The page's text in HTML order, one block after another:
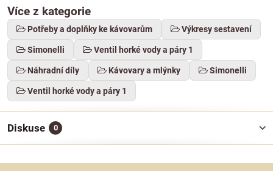
Více z kategorie
Potřeby a doplňky ke kávovarům Výkresy sestavení
Simonelli Ventil horké vody a páry 1
Náhradní díly Kávovary a mlýnky Simonelli
Ventil horké vody a páry 1
Diskuse 0